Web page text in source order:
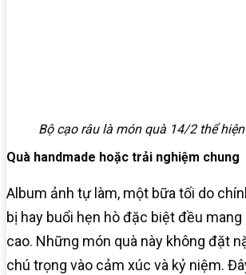
Bộ cạo râu là món quà 14/2 thể
Quà handmade hoặc trải nghiệm chung
Album ảnh tự làm, một bữa tối do
bị hay buổi hẹn hò đặc biệt đều
cao. Những món quà này không đặt
chú trọng vào cảm xúc và kỷ niệm.